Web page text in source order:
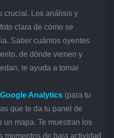
crucial. Los análisis y
clara de cómo se
Saber cuántos oyentes
de dónde vienen y
te ayuda a tomar
Google Analytics (para tu
que te da tu panel de
un mapa. Te muestran los
momentos de baja actividad